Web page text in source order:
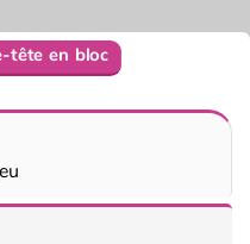
tête en bloc